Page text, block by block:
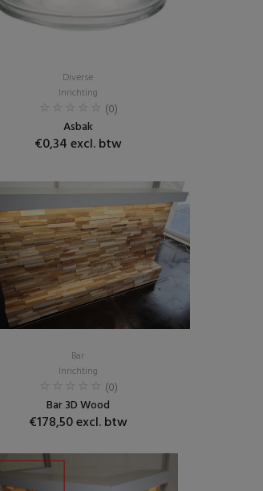
Diverse
Inrichting
(0)
Asbak
€0,34 excl. btw
Bar
Inrichting
(0)
Bar 3D Wood
€178,50 excl. btw